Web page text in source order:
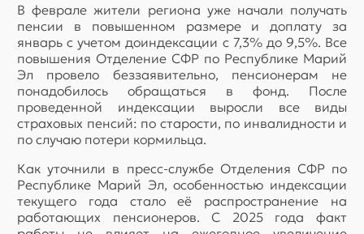
В феврале жители региона уже начали получать
пенсии в повышенном размере и доплату за
январь с учетом доиндексации с 7,3% до 9,5%. Все
повышения Отделение СФР по Республике Марий
Эл провело беззаявительно, пенсионерам не
понадобилось обращаться в фонд. После
проведенной индексации выросли все виды
страховых пенсий: по старости, по инвалидности и
по случаю потери кормильца.
Как уточнили в пресс-службе Отделения СФР по
Республике Марий Эл, особенностью индексации
текущего года стало её распространение на
работающих пенсионеров. С 2025 года факт